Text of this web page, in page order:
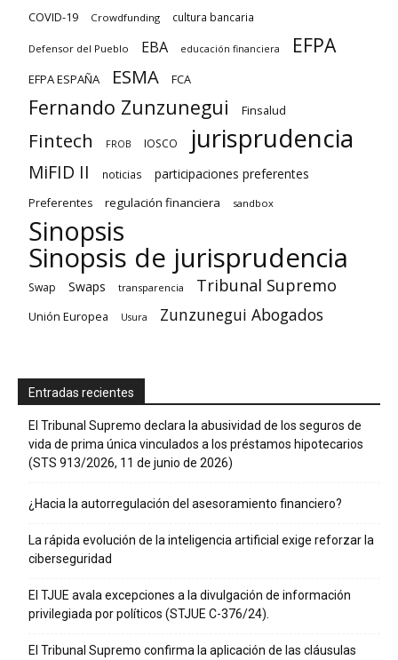
COVID-19 Crowdfunding cultura bancaria
Defensor del Pueblo EBA educación financiera EFPA
EFPA ESPAÑA ESMA FCA
Fernando Zunzunegui Finsalud
Fintech FROB IOSCO jurisprudencia
MiFID II noticias participaciones preferentes
Preferentes regulación financiera sandbox
Sinopsis
Sinopsis de jurisprudencia
Swap Swaps transparencia Tribunal Supremo
Unión Europea Usura Zunzunegui Abogados
Entradas recientes
El Tribunal Supremo declara la abusividad de los seguros de
vida de prima única vinculados a los préstamos hipotecarios
(STS 913/2026, 11 de junio de 2026)
¿Hacia la autorregulación del asesoramiento financiero?
La rápida evolución de la inteligencia artificial exige reforzar la
ciberseguridad
El TJUE avala excepciones a la divulgación de información
privilegiada por políticos (STJUE C-376/24).
El Tribunal Supremo confirma la aplicación de las cláusulas